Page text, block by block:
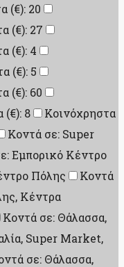
(€): 20
(€): 27
(€): 4
(€): 5
(€): 60
(€): 8
Κοινόχρηστα
Κοντά σε: Super
Εμπορικό Κέντρο
Πόλης
Κοντά
Κέντρα
Κοντά σε: Θάλασσα,
Super Market,
σε: Θάλασσα,